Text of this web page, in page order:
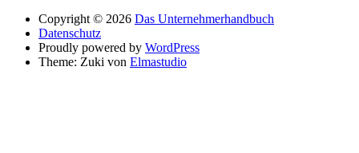
Copyright © 2026 Das Unternehmerhandbuch
Datenschutz
Proudly powered by WordPress
Theme: Zuki von Elmastudio